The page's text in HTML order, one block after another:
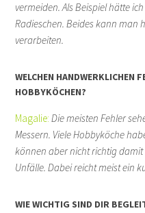
vermeiden. Als Beispiel hätte
Radieschen. Beides kann man
verarbeiten.
WELCHEN HANDWERKLICHEN
HOBBYKÖCHEN?
Magalie:Die meisten Fehler
Messern. Viele Hobbyköche
können aber nicht richtig
Unfälle. Dabei reicht meist ein
WIE WICHTIG SIND DIR